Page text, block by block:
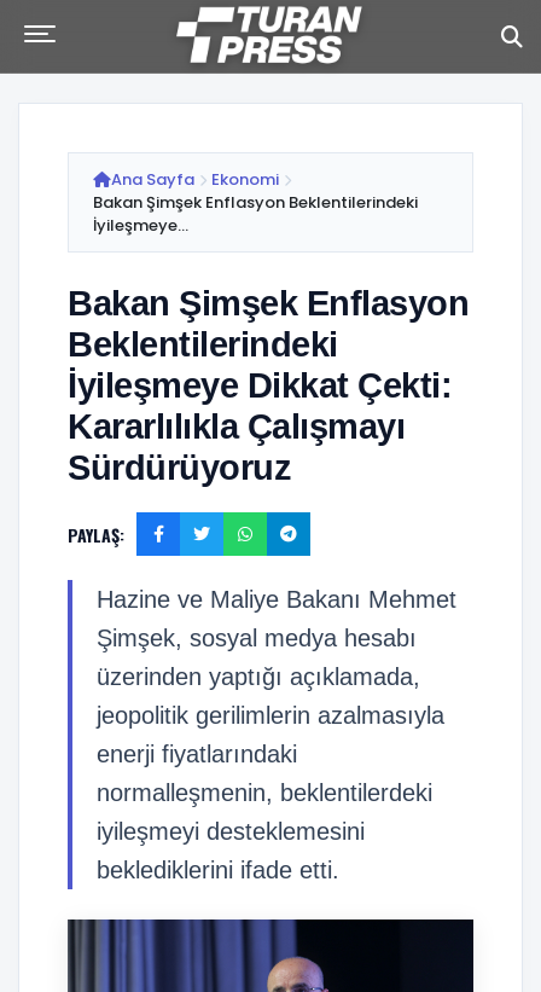
Ana Sayfa
Ekonomi
Bakan Şimşek Enflasyon Beklentilerindeki
İyileşmeye...
Bakan Şimşek Enflasyon
Beklentilerindeki
İyileşmeye Dikkat Çekti:
Kararlılıkla Çalışmayı
Sürdürüyoruz
PAYLAŞ:
Hazine ve Maliye Bakanı Mehmet
Şimşek, sosyal medya hesabı
üzerinden yaptığı açıklamada,
jeopolitik gerilimlerin azalmasıyla
enerji fiyatlarındaki
normalleşmenin, beklentilerdeki
iyileşmeyi desteklemesini
beklediklerini ifade etti.